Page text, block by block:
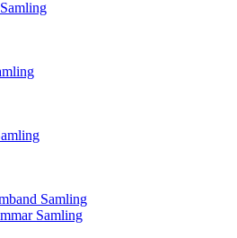
Samling
Samling